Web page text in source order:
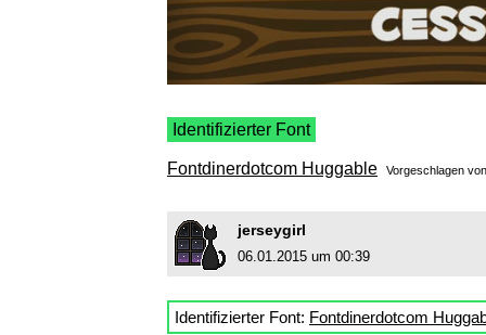
Identifizierter Font
Fontdinerdotcom Huggable Vorgeschlagen
jerseygirl
06.01.2015 um 00:39
Identifizierter Font: Fontdinerdotcom